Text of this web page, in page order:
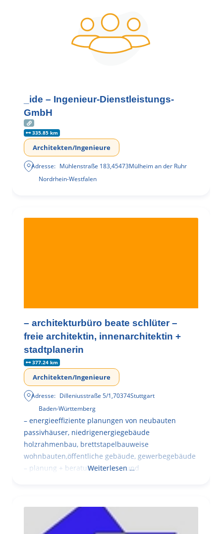
_ide – Ingenieur-Dienstleistungs-
GmbH
335.85 km
Architekten/Ingenieure
Adresse: Mühlenstraße 183,45473Mülheim an der Ruhr
Nordrhein-Westfalen
– architekturbüro beate schlüter –
freie architektin, innenarchitektin +
stadtplanerin
377.24 km
Architekten/Ingenieure
Adresse: Dilleniusstraße 5/1,70374Stuttgart
Baden-Württemberg
– energieeffiziente planungen von neubauten
passivhäuser, niedrigenergiegebäude
holzrahmenbau, brettstapelbauweise
wohnbauten,öffentliche gebäude, gewerbegebäude
– planung + beratung bei an – und
Weiterlesen …